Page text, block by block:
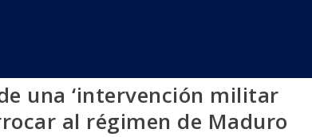
una ‘intervención militar
al régimen de Maduro